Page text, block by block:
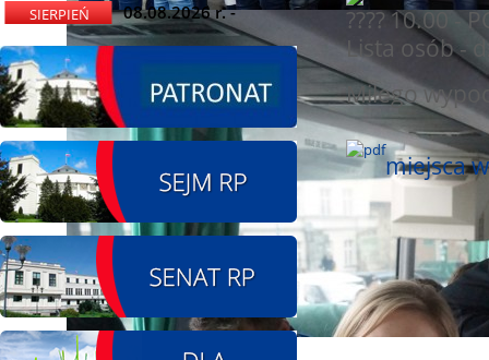
SIERPIEŃ
08
08.08.2026 r. -
Dożynki i
SIERPIEŃ
08
08.08.2026 r. - Piknik
integracyjny. Krępa
60 u Sołtysa
10.00 -
Lista osób -
Miłego
miejsca